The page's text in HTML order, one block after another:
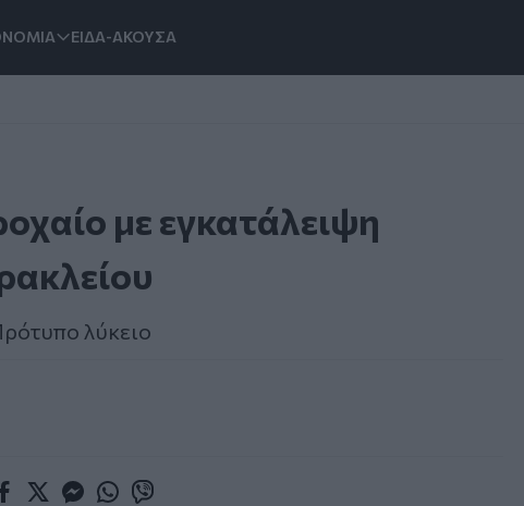
ΕΙΔΑ-ΑΚΟΥΣΑ
με εγκατάλειψη
λύκειο